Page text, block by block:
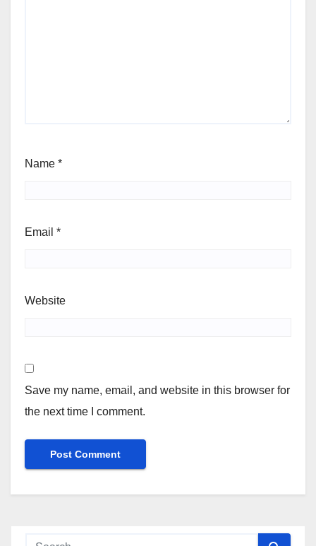
Name *
Email *
Website
Save my name, email, and website in this browser for
the next time I comment.